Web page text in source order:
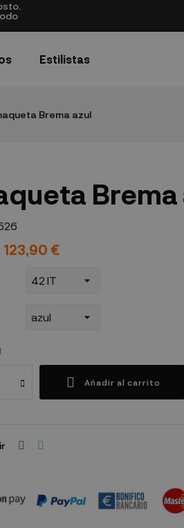
Estilistas
Brema azul
Brema
123,90 €
Añadir al carrito